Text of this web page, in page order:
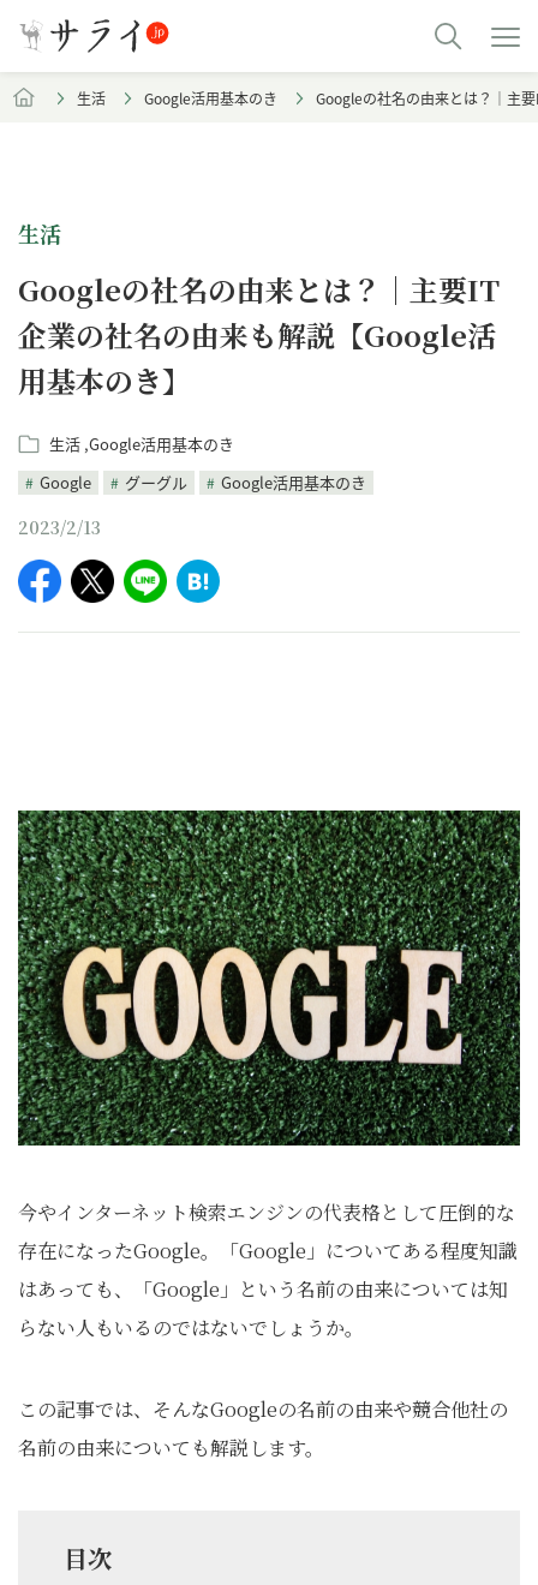
生活 Google活用基本のき Googleの社名の由来とは？｜主
生活
Googleの社名の由来とは？｜主要IT
企業の社名の由来も解説【Google活
用基本のき】
生活 Google活用基本のき
Google
グーグル Google活用基本のき
2023/2/13
今やインターネット検索エンジンの代表格として圧倒的な
存在になったGoogle。「Google」についてある程度知識
はあっても、「Google」という名前の由来については知
らない人もいるのではないでしょうか。
この記事では、そんなGoogleの名前の由来や競合他社の
名前の由来についても解説します。
目次